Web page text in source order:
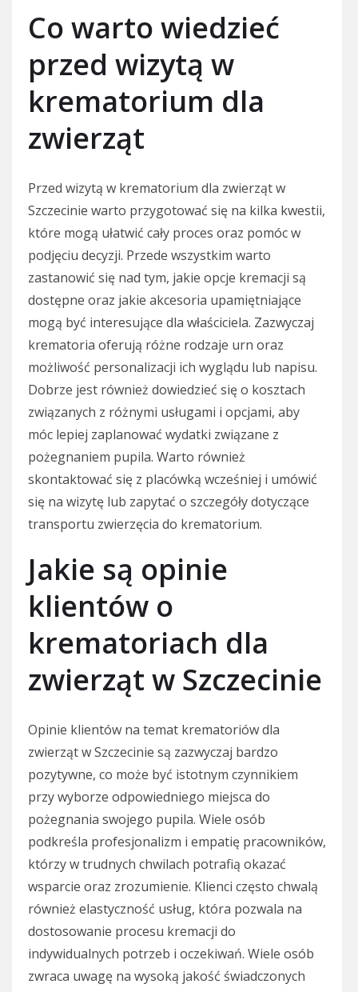
Co warto wiedzieć
przed wizytą w
krematorium dla
zwierząt
Przed wizytą w krematorium dla zwierząt w
Szczecinie warto przygotować się na kilka kwestii,
które mogą ułatwić cały proces oraz pomóc w
podjęciu decyzji. Przede wszystkim warto
zastanowić się nad tym, jakie opcje kremacji są
dostępne oraz jakie akcesoria upamiętniające
mogą być interesujące dla właściciela. Zazwyczaj
krematoria oferują różne rodzaje urn oraz
możliwość personalizacji ich wyglądu lub napisu.
Dobrze jest również dowiedzieć się o kosztach
związanych z różnymi usługami i opcjami, aby
móc lepiej zaplanować wydatki związane z
pożegnaniem pupila. Warto również
skontaktować się z placówką wcześniej i umówić
się na wizytę lub zapytać o szczegóły dotyczące
transportu zwierzęcia do krematorium.
Jakie są opinie
klientów o
krematoriach dla
zwierząt w Szczecinie
Opinie klientów na temat krematoriów dla
zwierząt w Szczecinie są zazwyczaj bardzo
pozytywne, co może być istotnym czynnikiem
przy wyborze odpowiedniego miejsca do
pożegnania swojego pupila. Wiele osób
podkreśla profesjonalizm i empatię pracowników,
którzy w trudnych chwilach potrafią okazać
wsparcie oraz zrozumienie. Klienci często chwalą
również elastyczność usług, która pozwala na
dostosowanie procesu kremacji do
indywidualnych potrzeb i oczekiwań. Wiele osób
zwraca uwagę na wysoką jakość świadczonych